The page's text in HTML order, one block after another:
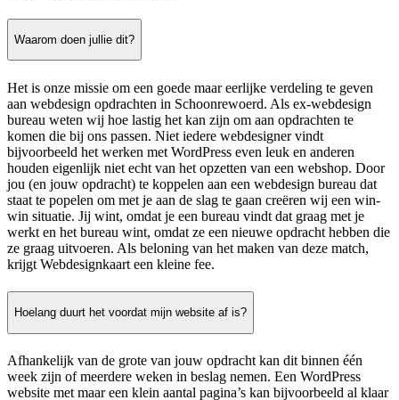
Waarom doen jullie dit?
Het is onze missie om een goede maar eerlijke verdeling te geven
aan webdesign opdrachten in Schoonrewoerd. Als ex-webdesign
bureau weten wij hoe lastig het kan zijn om aan opdrachten te
komen die bij ons passen. Niet iedere webdesigner vindt
bijvoorbeeld het werken met WordPress even leuk en anderen
houden eigenlijk niet echt van het opzetten van een webshop. Door
jou (en jouw opdracht) te koppelen aan een webdesign bureau dat
staat te popelen om met je aan de slag te gaan creëren wij een win-
win situatie. Jij wint, omdat je een bureau vindt dat graag met je
werkt en het bureau wint, omdat ze een nieuwe opdracht hebben die
ze graag uitvoeren. Als beloning van het maken van deze match,
krijgt Webdesignkaart een kleine fee.
Hoelang duurt het voordat mijn website af is?
Afhankelijk van de grote van jouw opdracht kan dit binnen één
week zijn of meerdere weken in beslag nemen. Een WordPress
website met maar een klein aantal pagina’s kan bijvoorbeeld al klaar